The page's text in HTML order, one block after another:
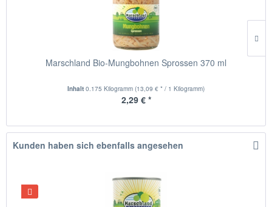
Marschland Bio-Mungbohnen Sprossen 370 ml
Inhalt 0.175 Kilogramm (13,09 € * / 1 Kilogramm)
2,29 € *
Kunden haben sich ebenfalls angesehen